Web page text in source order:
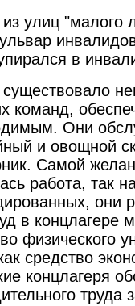
улиц "малого
в
команд,
Они
и овощной
Самой
работа, так
они
в концлагере
физического
средство
концлагеря
труда